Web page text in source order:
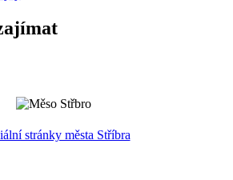
stránky města Stříbra